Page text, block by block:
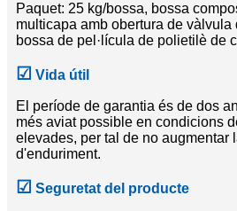
Paquet: 25 kg/bossa, bossa
multicapa amb obertura de vàlvula
bossa de pel·lícula de polietilè de
☑ Vida útil
El període de garantia és de dos
més aviat possible en condicions
elevades, per tal de no augmentar
d'enduriment.
☑ Seguretat del producte